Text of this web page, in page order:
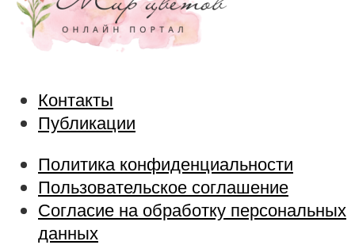
Контакты
Публикации
Политика конфиденциальности
Пользовательское соглашение
Согласие на обработку персональных
данных